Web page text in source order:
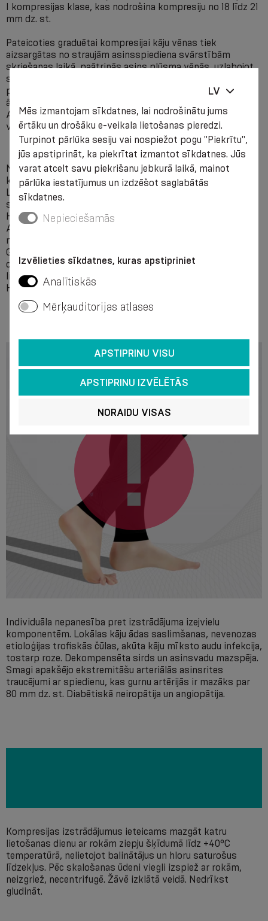
I kompresijas klase, kas nodrošina kompresiju no 18 līdz 21
mm dz. st.
Pateicoties graduētai kompresijai kāju vēnas tiek
aizsargātas no straujām asinsspiediena svārstībām
skriešanas laikā, paātrinās asins plūsma vēnās, uzlabojot
skābekļa apgādi un vielmaiņas produktu (piem.,
pienskābes) ātrāku aizvadīšanu no muskuļiem, kas sekmē
ātrāku atjaunošanos pēc slodzes. Īpašs vijums ikru un
Ahilleja cīpslas zonā, stabilizē muskuļus, samazinot
vibrācijas un mikrotraumatizāciju slodzes laikā.
MERYL SKINLIFE mikrošķiedra nodrošina zeķēm augstas
komforta īpašības tieši fizisko aktivitāšu laikā:
Labi ventilējas, ļauj ādai atdzist slodzes laikā, vienlaikus
saglabājot siltumu vēsākos laika apstākļos,
Higroskopiskas, labi aizvada mitrumu, nesvīst.
Ar bakteriostatiskām īpašībām, neļauj rasties
nepatīkamai smakai arī ilgstošas lietošanas laikā.
Garantēta kompresijas īpašību saglabāšanās atbilstoši
deklarētajai kompresijas klasei 6 mēnešu ikdienas
lietošanas apstākļos.
Hipoalerģiska šķiedra, atbilst OEKO-TEX 100 standartam.
Individuāla nepanesība pret izstrādājuma izejvielu
komponentēm. Lokālas kāju ādas saslimšanas, nevenozas
etioloģijas trofiskās čūlas, akūta kāju mīksto audu infekcija,
tostarp roze. Dekompensēta sirds un asinsvadu mazspēja.
Smagi apakšējo ekstremitāšu arteriālās asinsrites
traucējumi ar spiedienu, kas gurnu artērijās ir mazāks par
80 mm dz. st. Diabētiskā neiropātija un angiopātija.
Kompresijas izstrādājumus ieteicams mazgāt katru
lietošanas dienu ar rokām ziepju šķīdumā līdz +40°С
temperatūrā, nelietojot balinātājus un hloru saturošus
līdzekļus. Pēc skalošanas ūdeni viegli izspiež ar rokām,
neizgriež, necentrifugē. Žāvē izklātā veidā. Nedrīkst
gludināt.
LV
Mēs izmantojam sīkdatnes, lai nodrošinātu jums
ērtāku un drošāku e-veikala lietošanas pieredzi.
Turpinot pārlūka sesiju vai nospiežot pogu "Piekrītu",
jūs apstiprināt, ka piekrītat izmantot sīkdatnes. Jūs
varat atcelt savu piekrišanu jebkurā laikā, mainot
pārlūka iestatījumus un izdzēšot saglabātās
sīkdatnes.
Nepieciešamās
Izvēlieties sīkdatnes, kuras apstipriniet
Analītiskās
Mērķauditorijas atlases
APSTIPRINU VISU
APSTIPRINU IZVĒLĒTĀS
NORAIDU VISAS